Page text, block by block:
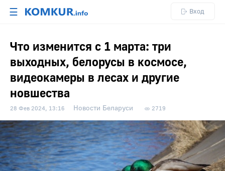
☰ Вход
Что изменится с 1 марта: три
выходных, белорусы в космосе,
видеокамеры в лесах и другие
новшества
28 Фев 2024, 13:16 Новости Беларуси 2719